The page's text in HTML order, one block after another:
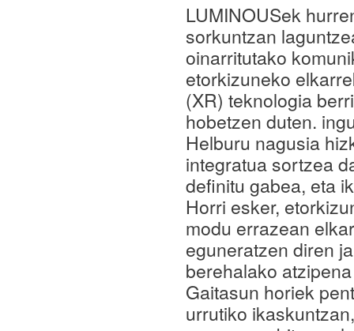
LUMINOUSek
sorkuntzan
oinarritutako
etorkizuneko
(XR) teknologia
hobetzen duten.
Helburu nagusia
integratua sortzea
definitu gabea, eta
Horri esker,
modu errazean
eguneratzen diren
berehalako
Gaitasun horiek
urrutiko